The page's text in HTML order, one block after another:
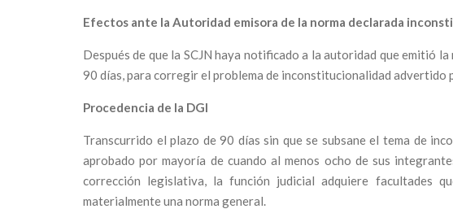
Efectos ante la Autoridad emisora de la norma declarada
Después de que la SCJN haya notificado a la autoridad que emitió
90 días, para corregir el problema de inconstitucionalidad advertido
Procedencia de la DGI
Transcurrido el plazo de 90 días sin que se subsane el tema de
aprobado por mayoría de cuando al menos ocho de sus
corrección legislativa, la función judicial adquiere facultades
materialmente una norma general.